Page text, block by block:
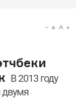
a A
В 2013 году
двумя